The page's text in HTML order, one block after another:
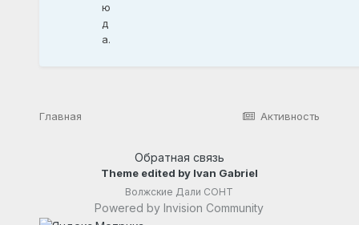
ю
д
а.
Активность
Главная
Обратная связь
Theme edited by Ivan Gabriel
Волжские Дали СОНТ
Powered by Invision Community